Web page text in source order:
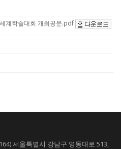
계학술대회 개최공문.pdf
서울특별시 강남구 영동대로 513,